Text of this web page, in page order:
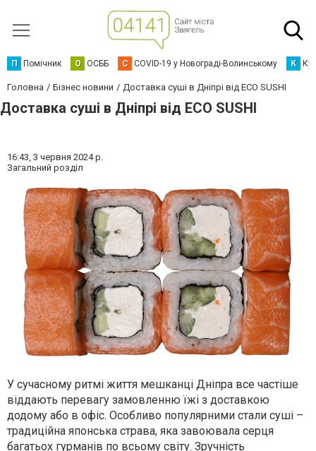
П Помічник О ОСББ C COVID-19 у Новограді-Волинському К
Головна Бізнес новини Доставка суші в Дніпрі від ECO SUSHI
Доставка суші в Дніпрі від ECO SUSHI
16:43, 3 червня 2024 р.
Загальний розділ
У сучасному ритмі життя мешканці Дніпра все частіше
віддають перевагу замовленню їжі з доставкою
додому або в офіс. Особливо популярними стали суші –
традиційна японська страва, яка завоювала серця
багатьох гурманів по всьому світу. Зручність